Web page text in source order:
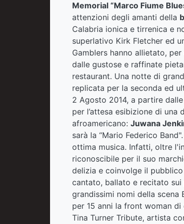
Memorial “Marco Fiume
attenzioni degli amanti della
Calabria ionica e tirrenica e
superlativo Kirk Fletcher ed
Gamblers hanno allietato,
dalle gustose e raffinate
restaurant. Una notte di
replicata per la seconda ed
2 Agosto 2014, a partire
per l’attesa esibizione di una
afroamericano: Juwana
sarà la “Mario Federico
ottima musica. Infatti, oltre
riconoscibile per il suo
delizia e coinvolge il
cantato, ballato e recitato
grandissimi nomi della scena
per 15 anni la front woman di
Tina Turner Tribute, artista